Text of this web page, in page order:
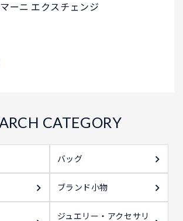
ーニ エクスチェンジ
バッグ
ブランド小物
ジュエリー・アクセサリ